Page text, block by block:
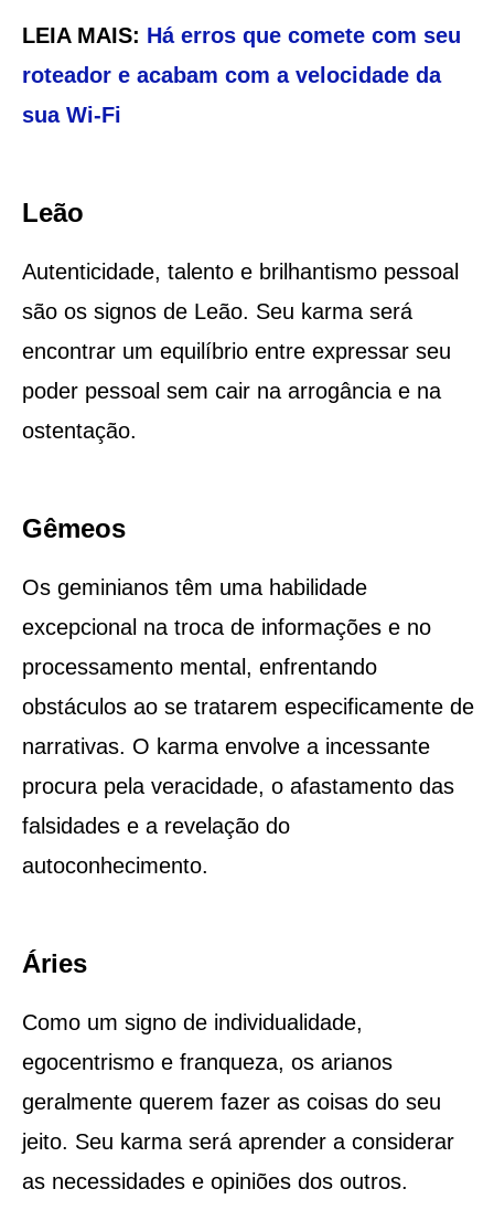
LEIA MAIS: Há erros que comete com seu
roteador e acabam com a velocidade da
sua Wi-Fi
Leão
Autenticidade, talento e brilhantismo pessoal
são os signos de Leão. Seu karma será
encontrar um equilíbrio entre expressar seu
poder pessoal sem cair na arrogância e na
ostentação.
Gêmeos
Os geminianos têm uma habilidade
excepcional na troca de informações e no
processamento mental, enfrentando
obstáculos ao se tratarem especificamente de
narrativas. O karma envolve a incessante
procura pela veracidade, o afastamento das
falsidades e a revelação do
autoconhecimento.
Áries
Como um signo de individualidade,
egocentrismo e franqueza, os arianos
geralmente querem fazer as coisas do seu
jeito. Seu karma será aprender a considerar
as necessidades e opiniões dos outros.